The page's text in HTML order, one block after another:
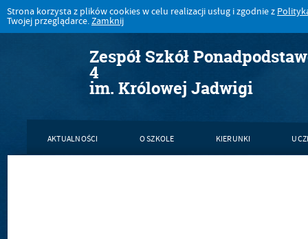
Strona korzysta z plików cookies w celu realizacji usług i zgodnie z
Twojej przeglądarce.Zamknij
Zespół Szkół
4
im. Królowej Jadwigi
AKTUALNOŚCI O SZKOLE KIERUNKI